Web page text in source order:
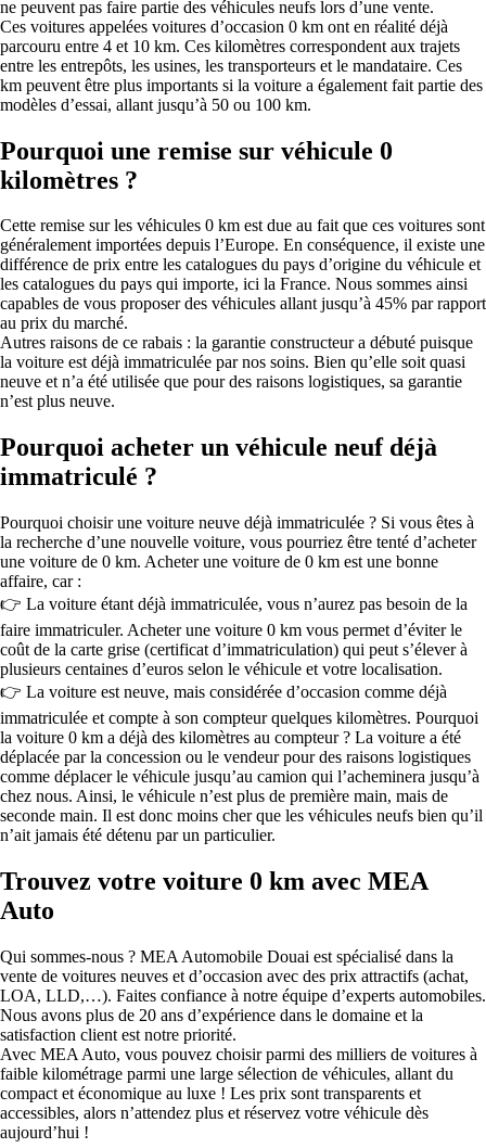
ne peuvent pas faire partie des véhicules neufs lors d’une vente.
Ces voitures appelées voitures d’occasion 0 km ont en réalité déjà
parcouru entre 4 et 10 km. Ces kilomètres correspondent aux trajets
entre les entrepôts, les usines, les transporteurs et le mandataire. Ces
km peuvent être plus importants si la voiture a également fait partie des
modèles d’essai, allant jusqu’à 50 ou 100 km.
Pourquoi une remise sur véhicule 0
kilomètres ?
Cette remise sur les véhicules 0 km est due au fait que ces voitures sont
généralement importées depuis l’Europe. En conséquence, il existe une
différence de prix entre les catalogues du pays d’origine du véhicule et
les catalogues du pays qui importe, ici la France. Nous sommes ainsi
capables de vous proposer des véhicules allant jusqu’à 45% par rapport
au prix du marché.
Autres raisons de ce rabais : la garantie constructeur a débuté puisque
la voiture est déjà immatriculée par nos soins. Bien qu’elle soit quasi
neuve et n’a été utilisée que pour des raisons logistiques, sa garantie
n’est plus neuve.
Pourquoi acheter un véhicule neuf déjà
immatriculé ?
Pourquoi choisir une voiture neuve déjà immatriculée ? Si vous êtes à
la recherche d’une nouvelle voiture, vous pourriez être tenté d’acheter
une voiture de 0 km. Acheter une voiture de 0 km est une bonne
affaire, car :
👉 La voiture étant déjà immatriculée, vous n’aurez pas besoin de la
faire immatriculer. Acheter une voiture 0 km vous permet d’éviter le
coût de la carte grise (certificat d’immatriculation) qui peut s’élever à
plusieurs centaines d’euros selon le véhicule et votre localisation.
👉 La voiture est neuve, mais considérée d’occasion comme déjà
immatriculée et compte à son compteur quelques kilomètres. Pourquoi
la voiture 0 km a déjà des kilomètres au compteur ? La voiture a été
déplacée par la concession ou le vendeur pour des raisons logistiques
comme déplacer le véhicule jusqu’au camion qui l’acheminera jusqu’à
chez nous. Ainsi, le véhicule n’est plus de première main, mais de
seconde main. Il est donc moins cher que les véhicules neufs bien qu’il
n’ait jamais été détenu par un particulier.
Trouvez votre voiture 0 km avec MEA
Auto
Qui sommes-nous ? MEA Automobile Douai est spécialisé dans la
vente de voitures neuves et d’occasion avec des prix attractifs (achat,
LOA, LLD,…). Faites confiance à notre équipe d’experts automobiles.
Nous avons plus de 20 ans d’expérience dans le domaine et la
satisfaction client est notre priorité.
Avec MEA Auto, vous pouvez choisir parmi des milliers de voitures à
faible kilométrage parmi une large sélection de véhicules, allant du
compact et économique au luxe ! Les prix sont transparents et
accessibles, alors n’attendez plus et réservez votre véhicule dès
aujourd’hui !